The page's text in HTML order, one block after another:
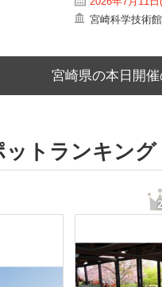
宮崎科学技術館
宮崎県の本日開
ットランキング